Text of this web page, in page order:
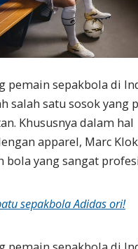
pemain sepakbola di
salah satu sosok yang
Khususnya dalam hal
apparel, Marc
bola yang sangat
sepakbola Adidas ori!